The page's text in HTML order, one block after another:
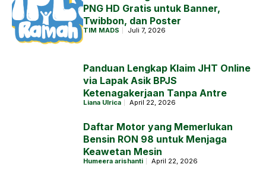
PNG HD Gratis untuk Banner,
Twibbon, dan Poster
TIM MADS Juli 7, 2026
Panduan Lengkap Klaim JHT Online
via Lapak Asik BPJS
Ketenagakerjaan Tanpa Antre
Liana Ulrica April 22, 2026
Daftar Motor yang Memerlukan
Bensin RON 98 untuk Menjaga
Keawetan Mesin
Humeera arishanti April 22, 2026